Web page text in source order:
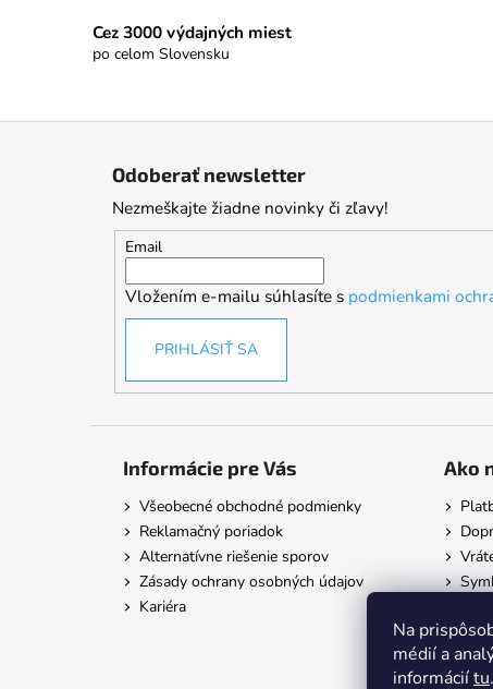
Na
médií a
informáciítu.
Cez 3000 výdajných miest
po celom Slovensku
Odoberať newsletter
Nezmeškajte žiadne novinky či zľavy!
Email
Vložením e-mailu súhlasíte s podmienkami
PRIHLÁSIŤ SA
Informácie pre Vás
Všeobecné obchodné podmienky
Reklamačný poriadok
Alternatívne riešenie sporov
Zásady ochrany osobných údajov
Kariéra
Ako